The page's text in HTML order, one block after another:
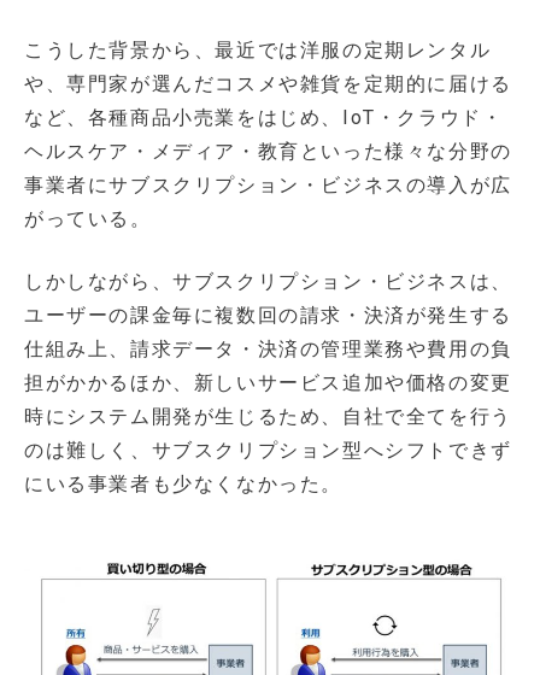
こうした背景から、最近では洋服の定期レンタル
や、専門家が選んだコスメや雑貨を定期的に届ける
など、各種商品小売業をはじめ、IoT・クラウド・
ヘルスケア・メディア・教育といった様々な分野の
事業者にサブスクリプション・ビジネスの導入が広
がっている。
しかしながら、サブスクリプション・ビジネスは、
ユーザーの課金毎に複数回の請求・決済が発生する
仕組み上、請求データ・決済の管理業務や費用の負
担がかかるほか、新しいサービス追加や価格の変更
時にシステム開発が生じるため、自社で全てを行う
のは難しく、サブスクリプション型へシフトできず
にいる事業者も少なくなかった。